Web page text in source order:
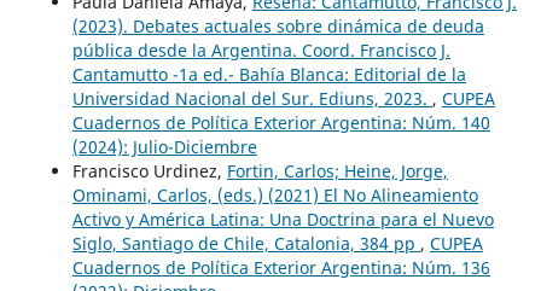
(2023). Debates actuales sobre dinámica de deuda
pública desde la Argentina. Coord. Francisco J.
Cantamutto -1a ed.- Bahía Blanca: Editorial de la
Universidad Nacional del Sur. Ediuns, 2023. , CUPEA
Cuadernos de Política Exterior Argentina: Núm. 140
(2024): Julio-Diciembre
Francisco Urdinez, Fortin, Carlos; Heine, Jorge,
Ominami, Carlos, (eds.) (2021) El No Alineamiento
Activo y América Latina: Una Doctrina para el Nuevo
Siglo, Santiago de Chile, Catalonia, 384 pp , CUPEA
Cuadernos de Política Exterior Argentina: Núm. 136